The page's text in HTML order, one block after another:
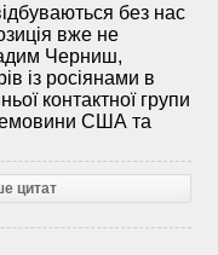
без нас
вже не
Черниш,
із росіянами в
контактної групи
США та
цитат